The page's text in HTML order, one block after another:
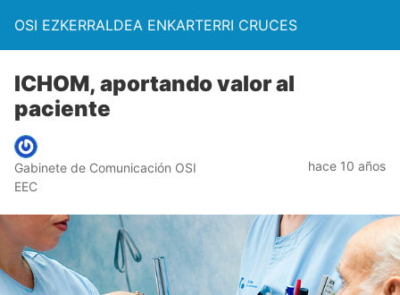
OSI EZKERRALDEA ENKARTERRI CRUCES
ICHOM, aportando valor al
paciente
Gabinete de Comunicación OSI
EEC
hace 10 años